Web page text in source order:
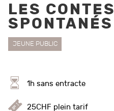
LES CONTES
SPONTANÉS
JEUNE PUBLIC
1h sans entracte
25CHF plein tarif